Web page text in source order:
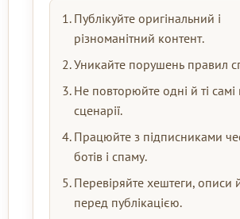
Публікуйте оригінальний і
різноманітний контент.
Уникайте порушень правил
Не повторюйте одні й ті самі
сценарії.
Працюйте з підписниками
ботів і спаму.
Перевіряйте хештеги, описи
перед публікацією.